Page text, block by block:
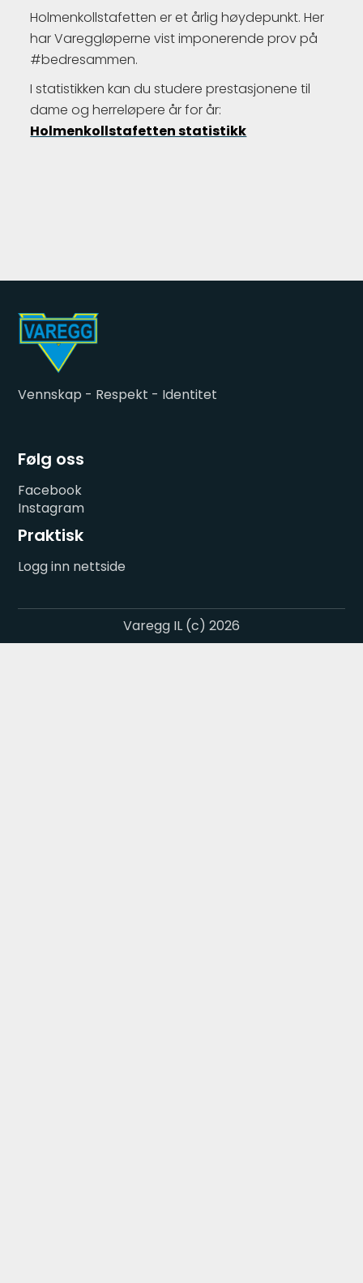
Holmenkollstafetten er et årlig høydepunkt. Her
har Vareggløperne vist imponerende prov på
#bedresammen.
I statistikken kan du studere prestasjonene til
dame og herreløpere år for år:
Holmenkollstafetten statistikk
Vennskap - Respekt - Identitet
Følg oss
Facebook
Instagram
Praktisk
Logg inn nettside
Varegg IL (c) 2026